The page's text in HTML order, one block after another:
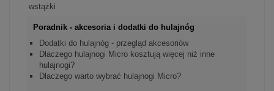
wstążki
Poradnik - akcesoria i dodatki do hulajnóg
Dodatki do hulajnóg - przegląd akcesoriów
Dlaczego hulajnogi Micro kosztują więcej niż inne
hulajnogi?
Dlaczego warto wybrać hulajnogi Micro?